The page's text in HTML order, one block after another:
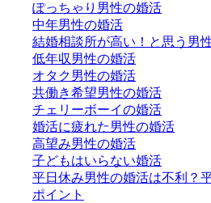
ぽっちゃり男性の婚活
中年男性の婚活
結婚相談所が高い！と思う男
低年収男性の婚活
オタク男性の婚活
共働き希望男性の婚活
チェリーボーイの婚活
婚活に疲れた男性の婚活
高望み男性の婚活
子どもはいらない婚活
平日休み男性の婚活は不利？
ポイント